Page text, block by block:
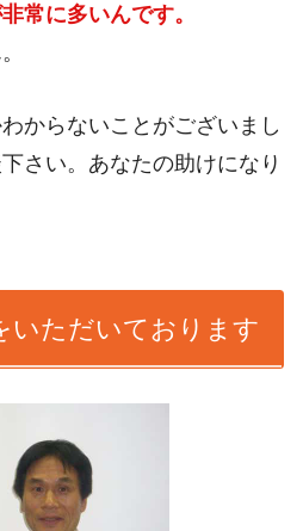
常に多いんです。
からないことがございまし
さい。あなたの助けになり
いただいております